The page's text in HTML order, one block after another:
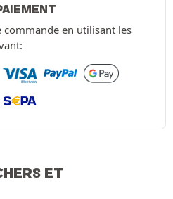
en utilisant les
ET